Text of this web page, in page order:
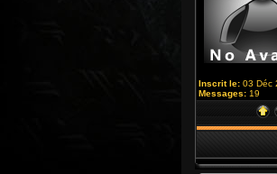
Inscrit le: 03 Déc
Messages: 19